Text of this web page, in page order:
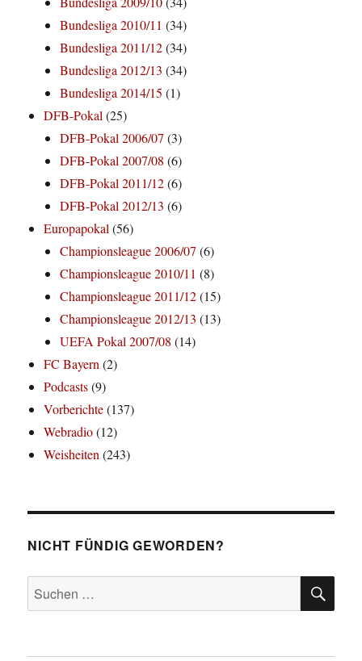
Bundesliga 2010/11 (34)
Bundesliga 2011/12(34)
Bundesliga 2012/13 (34)
Bundesliga 2014/15 (1)
DFB-Pokal(25)
DFB-Pokal 2006/07 (3)
DFB-Pokal 2007/08 (6)
DFB-Pokal 2011/12(6)
DFB-Pokal 2012/13 (6)
Europapokal(56)
Championsleague 2006/07 (6)
Championsleague 2010/11 (8)
Championsleague 2011/12(15)
Championsleague 2012/13 (13)
UEFA Pokal 2007/08 (14)
FC Bayern(2)
Podcasts(9)
Vorberichte(137)
Webradio(12)
Weisheiten(243)
NICHT FÜNDIG GEWORDEN?
Suchen
nach: